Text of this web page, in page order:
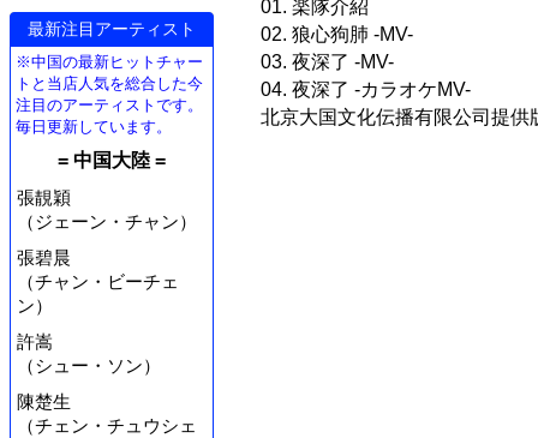
最新注目アーティスト
※中国の最新ヒットチャー
トと当店人気を総合した今
注目のアーティストです。
毎日更新しています。
= 中国大陸 =
張靚穎
（ジェーン・チャン）
張碧晨
（チャン・ビーチェ
ン）
許嵩
（シュー・ソン）
陳楚生
（チェン・チュウシェ
01. 楽隊介紹
02. 狼心狗肺 -MV-
03. 夜深了 -MV-
04. 夜深了 -カラオケMV-
北京大国文化伝播有限公司提供